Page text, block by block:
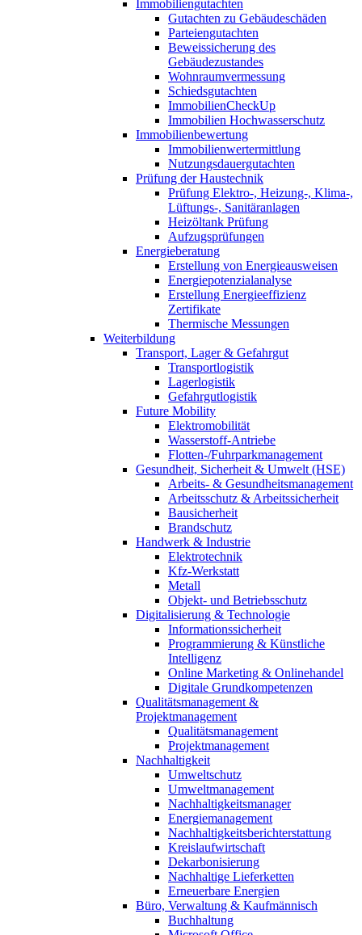
Immobiliengutachten
Gutachten zu Gebäudeschäden
Parteiengutachten
Beweissicherung des
Gebäudezustandes
Wohnraumvermessung
Schiedsgutachten
ImmobilienCheckUp
Immobilien Hochwasserschutz
Immobilienbewertung
Immobilienwertermittlung
Nutzungsdauergutachten
Prüfung der Haustechnik
Prüfung Elektro-, Heizung-, Klima-,
Lüftungs-, Sanitäranlagen
Heizöltank Prüfung
Aufzugsprüfungen
Energieberatung
Erstellung von Energieausweisen
Energiepotenzialanalyse
Erstellung Energieeffizienz
Zertifikate
Thermische Messungen
Weiterbildung
Transport, Lager & Gefahrgut
Transportlogistik
Lagerlogistik
Gefahrgutlogistik
Future Mobility
Elektromobilität
Wasserstoff-Antriebe
Flotten-/Fuhrparkmanagement
Gesundheit, Sicherheit & Umwelt (HSE)
Arbeits- & Gesundheitsmanagement
Arbeitsschutz & Arbeitssicherheit
Bausicherheit
Brandschutz
Handwerk & Industrie
Elektrotechnik
Kfz-Werkstatt
Metall
Objekt- und Betriebsschutz
Digitalisierung & Technologie
Informationssicherheit
Programmierung & Künstliche
Intelligenz
Online Marketing & Onlinehandel
Digitale Grundkompetenzen
Qualitätsmanagement &
Projektmanagement
Qualitätsmanagement
Projektmanagement
Nachhaltigkeit
Umweltschutz
Umweltmanagement
Nachhaltigkeitsmanager
Energiemanagement
Nachhaltigkeitsberichterstattung
Kreislaufwirtschaft
Dekarbonisierung
Nachhaltige Lieferketten
Erneuerbare Energien
Büro, Verwaltung & Kaufmännisch
Buchhaltung